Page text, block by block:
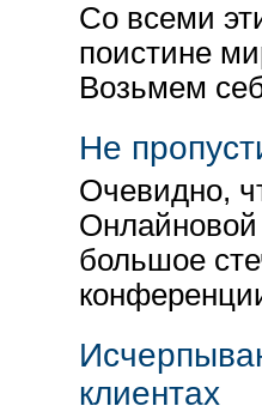
Со всеми
поистине
Возьмем
Не
Очевидно,
Онлайновой
большое
клиентах